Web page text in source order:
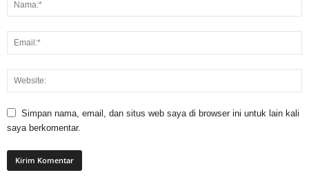
Simpan nama, email, dan situs web saya di browser ini untuk lain kali
saya berkomentar.